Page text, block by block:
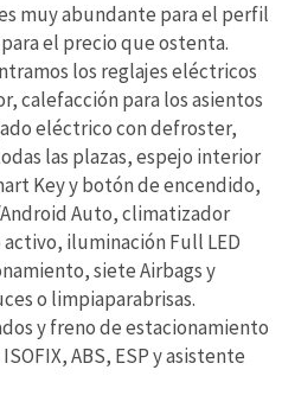
muy abundante para el perfil
el precio que ostenta.
los reglajes eléctricos
calefacción para los asientos
eléctrico con defroster,
las plazas, espejo interior
Key y botón de encendido,
Auto, climatizador
iluminación Full LED
siete Airbags y
o limpiaparabrisas.
y freno de estacionamiento
ABS, ESP y asistente